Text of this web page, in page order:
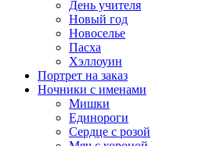
День учителя
Новый год
Новоселье
Пасха
Хэллоуин
Портрет на заказ
Ночники с именами
Мишки
Единороги
Сердце с розой